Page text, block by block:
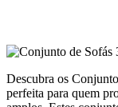
Descubra os
perfeita para quem